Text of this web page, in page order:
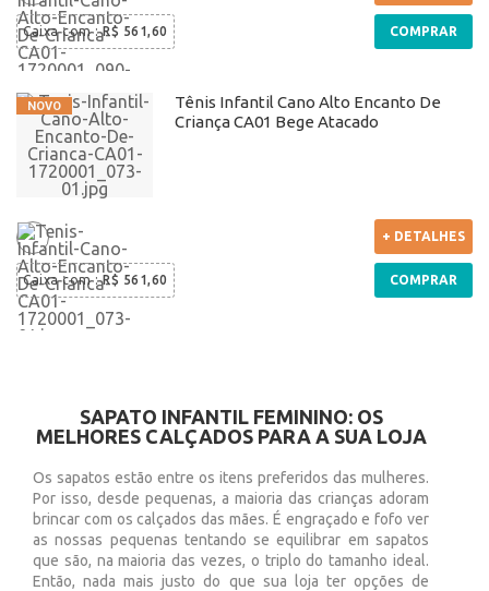
Caixa com:R$ 561,60 COMPRAR
Tênis Infantil Cano Alto Encanto De
Criança CA01 Bege Atacado
Caixa com:R$ 561,60
+ DETALHES
COMPRAR
SAPATO INFANTIL FEMININO: OS
MELHORES CALÇADOS PARA A SUA LOJA
Os sapatos estão entre os itens preferidos das mulheres.
Por isso, desde pequenas, a maioria das crianças adoram
brincar com os calçados das mães. É engraçado e fofo ver
as nossas pequenas tentando se equilibrar em sapatos
que são, na maioria das vezes, o triplo do tamanho ideal.
Então, nada mais justo do que sua loja ter opções de